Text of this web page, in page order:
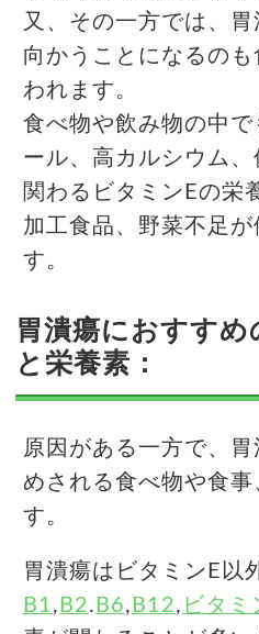
又、その一方では、
向かうことになるの
われます。
食べ物や飲み物の中
ール、高カルシウム
関わるビタミンEの栄
加工食品、野菜不足が
す。
胃潰瘍におすすめ
と栄養素：
原因がある一方で、
めされる食べ物や食事
す。
胃潰瘍はビタミンE以
B1, B2. B6, B12, ビタミ